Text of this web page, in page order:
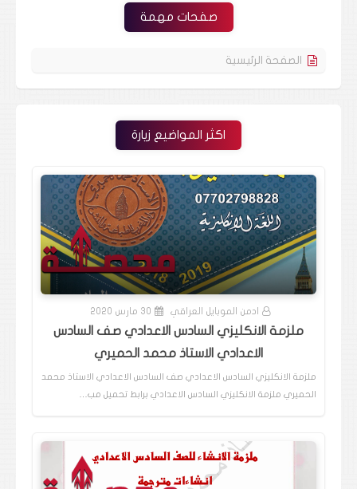
صفحات مهمة
الصفحة الرئيسية
اكثر المواضيع زيارة
ادمن الموبايل العراقي 30 مارس 2020
ملزمة الانكليزي السادس الاعدادي صف السادس
الاعدادي الاستاذ محمد الحميري
ملزمة الانكليزي السادس الاعدادي صف السادس الاعدادي الاستاذ محمد
الحميري ملزمة الانكليزي السادس الاعدادي برابط تحميل مب…